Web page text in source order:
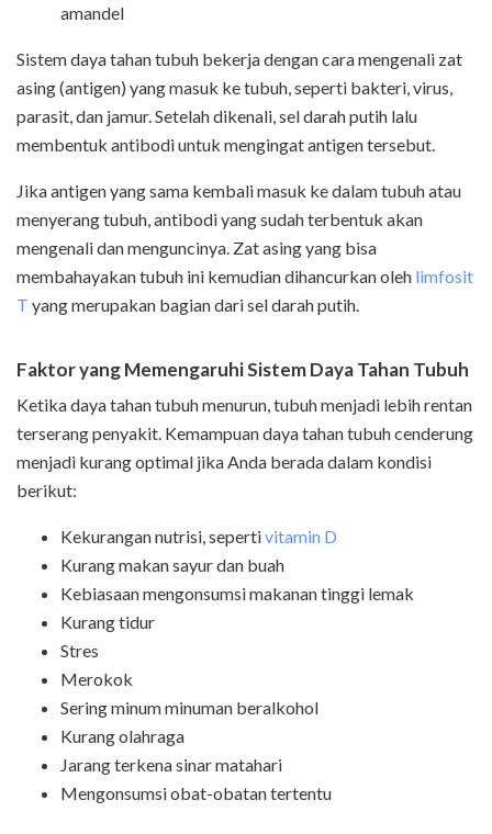
amandel
Sistem daya tahan tubuh bekerja dengan cara mengenali zat
asing (antigen) yang masuk ke tubuh, seperti bakteri, virus,
parasit, dan jamur. Setelah dikenali, sel darah putih lalu
membentuk antibodi untuk mengingat antigen tersebut.
Jika antigen yang sama kembali masuk ke dalam tubuh atau
menyerang tubuh, antibodi yang sudah terbentuk akan
mengenali dan menguncinya. Zat asing yang bisa
membahayakan tubuh ini kemudian dihancurkan oleh limfosit
T yang merupakan bagian dari sel darah putih.
Faktor yang Memengaruhi Sistem Daya Tahan Tubuh
Ketika daya tahan tubuh menurun, tubuh menjadi lebih rentan
terserang penyakit. Kemampuan daya tahan tubuh cenderung
menjadi kurang optimal jika Anda berada dalam kondisi
berikut:
Kekurangan nutrisi, sepertivitamin D
Kurang makan sayur dan buah
Kebiasaan mengonsumsi makanan tinggi lemak
Kurang tidur
Stres
Merokok
Sering minum minuman beralkohol
Kurang olahraga
Jarang terkena sinar matahari
Mengonsumsi obat-obatan tertentu